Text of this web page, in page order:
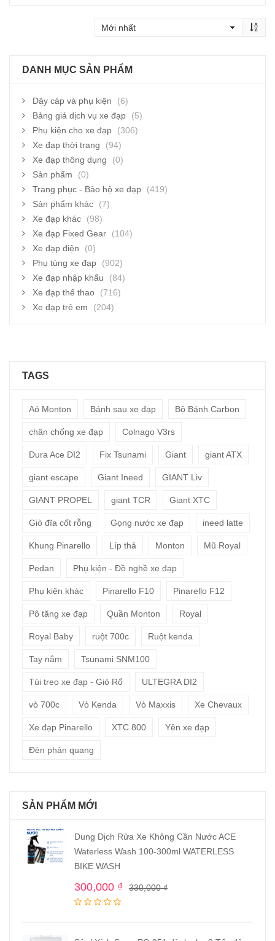
DANH MỤC SẢN PHẨM
Dây cáp và phụ kiện
(6)
Bảng giá dịch vụ xe đạp
(5)
Phụ kiện cho xe đạp
(306)
Xe đạp thời trang
(94)
Xe đạp thông dụng
(0)
Sản phẩm
(0)
Trang phục - Bảo hộ xe đạp
(419)
Sản phẩm khác
(7)
Xe đạp khác
(98)
Xe đạp Fixed Gear
(104)
Xe đạp điện
(0)
Phụ tùng xe đạp
(902)
Xe đạp nhập khẩu
(84)
Xe đạp thể thao
(716)
Xe đạp trẻ em
(204)
TAGS
Aó Monton Bánh sau xe đạp Bộ Bánh Carbon
chân chống xe đạp Colnago V3rs
Dura Ace DI2 Fix Tsunami Giant giant ATX
giant escape Giant Ineed GIANT Liv
GIANT PROPEL giant TCR Giant XTC
Giò đĩa cốt rỗng Gọng nước xe đạp ineed latte
Khung Pinarello Líp thả Monton Mũ Royal
Pedan Phụ kiện - Đồ nghề xe đạp
Phụ kiện khác Pinarello F10 Pinarello F12
Pô tăng xe đạp Quần Monton Royal
Royal Baby ruột 700c Ruột kenda
Tay nắm Tsunami SNM100
Túi treo xe đạp - Giỏ Rổ ULTEGRA DI2
vỏ 700c Vỏ Kenda Vỏ Maxxis Xe Chevaux
Xe đạp Pinarello XTC 800 Yên xe đạp
Đèn phản quang
SẢN PHẨM MỚI
Dung Dịch Rửa Xe Không Cần Nước ACE
Waterless Wash 100-300ml WATERLESS
BIKE WASH
330,000₫
300,000 ₫